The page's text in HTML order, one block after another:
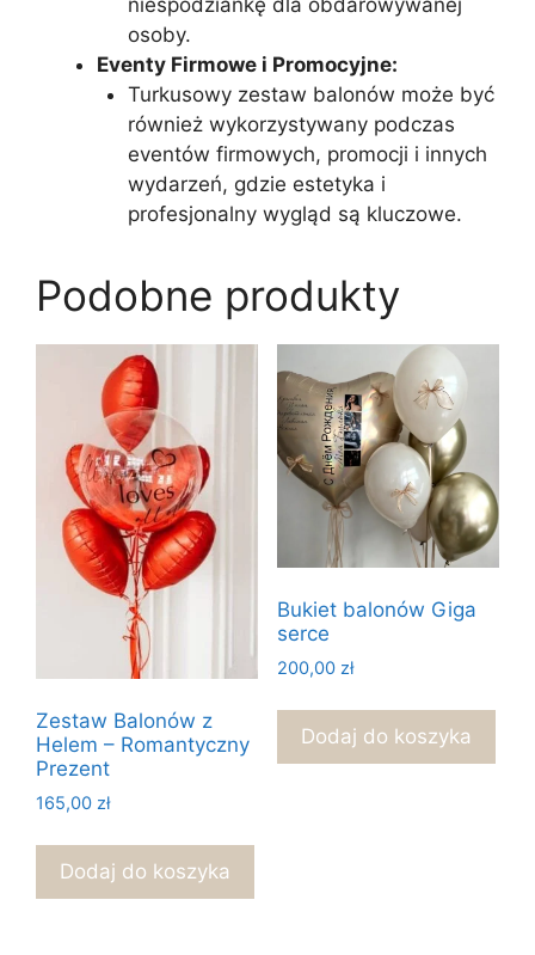
niespodziankę dla obdarowywanej
osoby.
Eventy Firmowe i Promocyjne:
Turkusowy zestaw balonów może być
również wykorzystywany podczas
eventów firmowych, promocji i innych
wydarzeń, gdzie estetyka i
profesjonalny wygląd są kluczowe.
Podobne produkty
Zestaw Balonów z
Helem – Romantyczny
Prezent
165,00 zł
Dodaj do koszyka
Bukiet balonów Giga
serce
200,00 zł
Dodaj do koszyka